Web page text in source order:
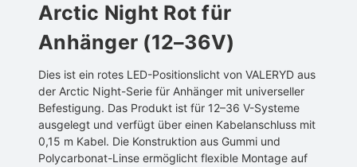
Arctic Night Rot für
Anhänger (12–36V)
Dies ist ein rotes LED-Positionslicht von VALERYD aus
der Arctic Night-Serie für Anhänger mit universeller
Befestigung. Das Produkt ist für 12–36 V-Systeme
ausgelegt und verfügt über einen Kabelanschluss mit
0,15 m Kabel. Die Konstruktion aus Gummi und
Polycarbonat-Linse ermöglicht flexible Montage auf